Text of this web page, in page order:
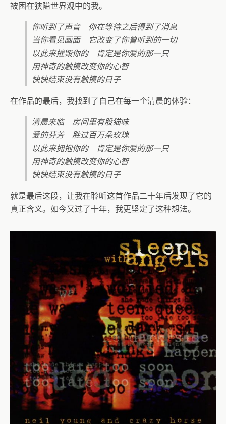
被困在狭隘世界观中的我。
你听到了声音 你在等待之后得到了消息
当你看见画面 它改变了你曾听到的一切
以此来摧毁你的 肯定是你爱的那一只
用神奇的触摸改变你的心智
快快结束没有触摸的日子
在作品的最后，我找到了自己在每一个清晨的体验：
清晨来临 房间里有股猫味
爱的芬芳 胜过百万朵玫瑰
以此来拥抱你的 肯定是你爱的那一只
用神奇的触摸改变你的心智
快快结束没有触摸的日子
就是最后这段，让我在聆听这首作品二十年后发现了它的
真正含义。如今又过了十年，我更坚定了这种想法。